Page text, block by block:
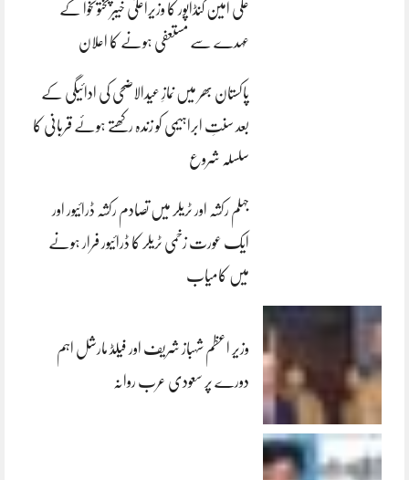
علی امین گنڈاپور کا وزیراعلیٰ خیبرپختونخوا کے
عہدے سے مستعفی ہونے کا اعلان
پاکستان بھر میں نمازِ عیدالاضحی کی ادائیگی کے
بعد سنتِ ابراہیمی کو زندہ رکھتے ہوئے قربانی کا
سلسلہ شروع
جہلم رکشہ اور ٹریلر میں تصادم رکشہ ڈرائیور اور
ایک عورت زخمی ٹریلر کا ڈرائیور فرار ہونے
میں کامیاب
وزیر اعظم شہباز شریف اور فیلڈ مارشل اہم
دورے پر سعودی عرب روانہ